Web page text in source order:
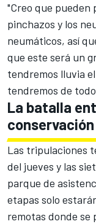
"Creo que pueden
pinchazos y los
neumáticos, así
que este será un
tendremos lluvia
tendremos de
La batalla
conservación
Las tripulaciones
del jueves y las
parque de
etapas solo
remotas donde se